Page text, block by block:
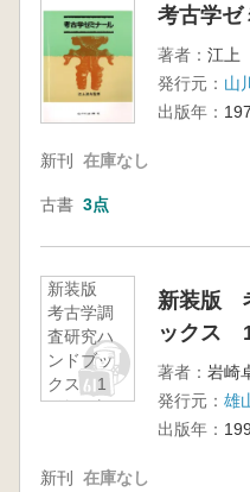
考古学
著者： 江
発行元： 山
出版年：
新刊 在庫なし
古書 3点
新装版
考古学調
査研究ハ
ンドブッ
クス 1
発掘・調
新装版
ックス
著者： 岩崎
発行元： 雄
出版年：
新刊 在庫なし